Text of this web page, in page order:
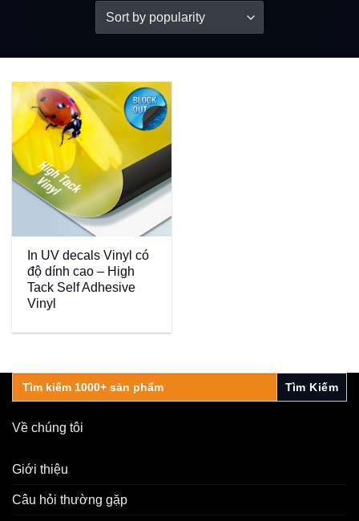
In UV decals Vinyl có
độ dính cao – High
Tack Self Adhesive
Vinyl
Search
for:
Về chúng tôi
Giới thiệu
Câu hỏi thường gặp